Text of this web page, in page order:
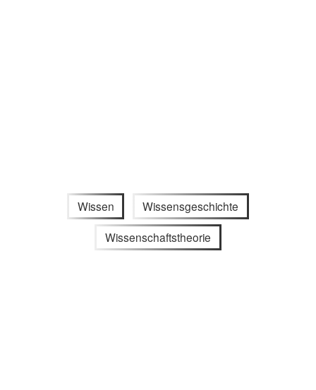
Wissen Wissensgeschichte
Wissenschaftstheorie